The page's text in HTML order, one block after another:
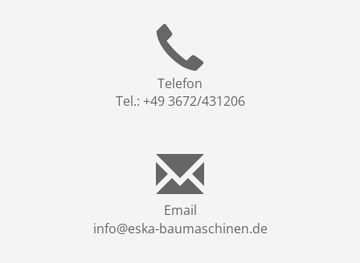
Telefon
Tel.: +49 3672/431206
Email
info@eska-baumaschinen.de